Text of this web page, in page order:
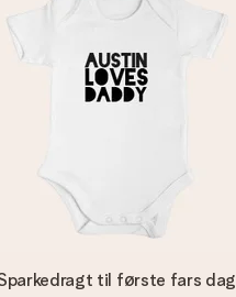
til første fars dag